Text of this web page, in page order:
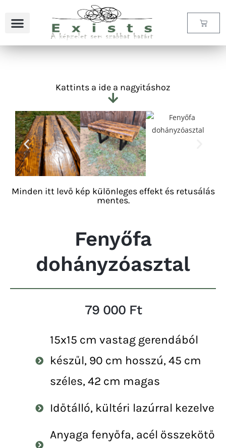
Kattints a ide a nagyitáshoz
Minden itt levő kép különleges effekt és retusálás
mentes.
Fenyőfa
dohányzóasztal
79 000 Ft
15x15 cm vastag gerendából
készűl, 90 cm hosszú, 45 cm
széles, 42 cm magas
Időtálló, kültéri lazúrral kezelve
Anyaga fenyőfa, acél összekötő